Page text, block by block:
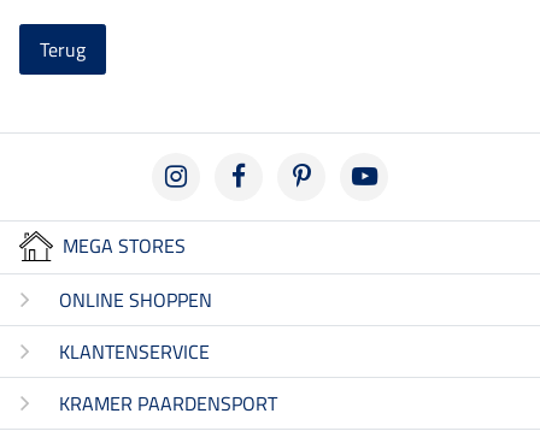
Terug
MEGA STORES
ONLINE SHOPPEN
KLANTENSERVICE
KRAMER PAARDENSPORT